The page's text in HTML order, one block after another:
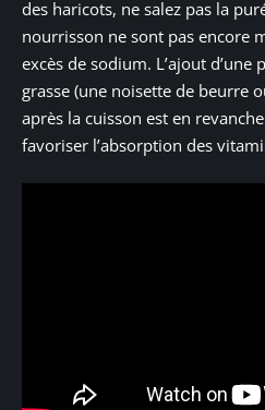
des haricots, ne salez pas la
nourrisson ne sont pas encore
excès de sodium. L’ajout
grasse (une noisette de beurre
après la cuisson est en
favoriser l’absorption des